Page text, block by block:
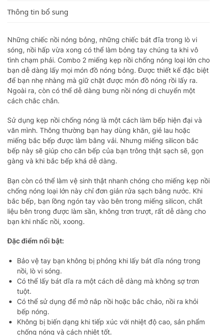
Thông tin bổ sung
Những chiếc nồi nóng bỏng, những chiếc bát đĩa trong lò vi
sóng, nồi hấp vừa xong có thể làm bỏng tay chúng ta khi vô
tình chạm phải. Combo 2 miếng kẹp nồi chống nóng loại lớn cho
bạn dễ dàng lấy mọi món đồ nóng bỏng. Được thiết kế đặc biệt
để bạn nhẹ nhàng mà giữ chặt được món đồ nóng rồi lấy ra.
Ngoài ra, còn có thể dễ dàng bưng nồi nóng di chuyển một
cách chắc chắn.
Sử dụng kẹp nồi chống nóng là một cách làm bếp hiện đại và
văn mình. Thông thường bạn hay dùng khăn, giẻ lau hoặc
miếng bắc bếp được làm bằng vải. Nhưng miếng silicon bắc
bếp này sẽ giúp cho căn bếp của bạn trông thật sạch sẽ, gọn
gàng và khi bắc bếp khá dễ dàng.
Bạn còn có thể làm vệ sinh thật nhanh chóng cho miếng kẹp nồi
chống nóng loại lớn này chỉ đơn giản rửa sạch bằng nước. Khi
bắc bếp, bạn lồng ngón tay vào bên trong miếng silicon, chất
liệu bên trong được làm sần, không trơn trượt, rất dễ dàng cho
bạn khi nhấc nồi, xoong.
Đặc điểm nổi bật:
Bảo vệ tay bạn không bị phỏng khi lấy bát dĩa nóng trong
nồi, lò vi sóng.
Có thể lấy bát dĩa ra một cách dễ dàng mà không sợ trơn
tuột.
Có thể sử dụng để mở nắp nồi hoặc bắc chảo, nồi ra khỏi
bếp nóng.
Không bị biến dạng khi tiếp xúc với nhiệt độ cao, sản phẩm
chống nóng và cách nhiệt tốt.